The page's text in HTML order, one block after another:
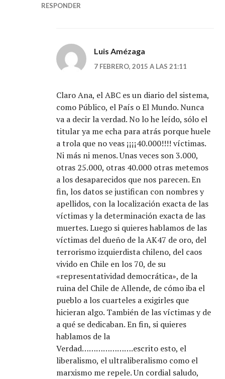
RESPONDER
Luis Amézaga
7 FEBRERO, 2015 A LAS 21:11
Claro Ana, el ABC es un diario del sistema,
como Público, el País o El Mundo. Nunca
va a decir la verdad. No lo he leído, sólo el
titular ya me echa para atrás porque huele
a trola que no veas ¡¡¡¡40.000!!!! víctimas.
Ni más ni menos. Unas veces son 3.000,
otras 25.000, otras 40.000 otras metemos
a los desaparecidos que nos parecen. En
fin, los datos se justifican con nombres y
apellidos, con la localización exacta de las
víctimas y la determinación exacta de las
muertes. Luego si quieres hablamos de las
víctimas del dueño de la AK47 de oro, del
terrorismo izquierdista chileno, del caos
vivido en Chile en los 70, de su
«representatividad democrática», de la
ruina del Chile de Allende, de cómo iba el
pueblo a los cuarteles a exigirles que
hicieran algo. También de las víctimas y de
a qué se dedicaban. En fin, si quieres
hablamos de la
Verdad………………….escrito esto, el
liberalismo, el ultraliberalismo como el
marxismo me repele. Un cordial saludo,